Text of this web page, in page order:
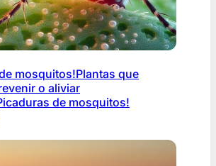
mosquitos!Plantas que
o aliviar
de mosquitos!